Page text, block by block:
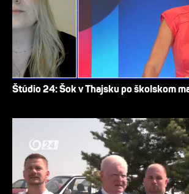
Štúdio 24: Šok v Thajsku po školskom